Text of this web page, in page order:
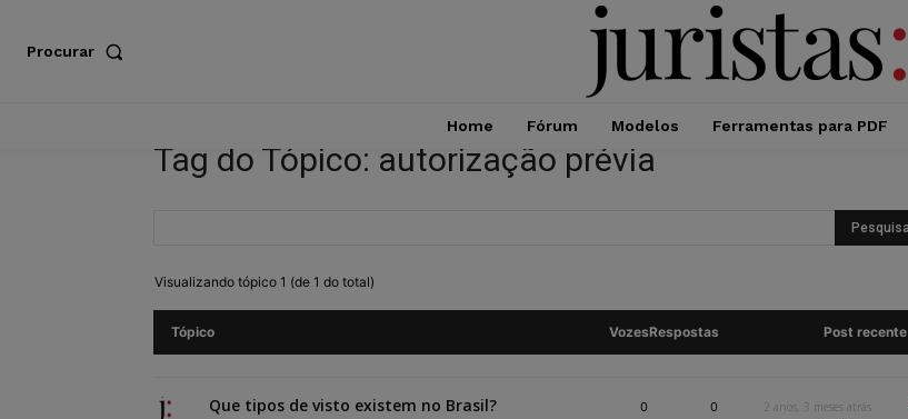
Procurar
Home Fórum Modelos Ferramentas para PDF
Tag do Tópico: autorização prévia
Visualizando tópico 1 (de 1 do total)
Tópico VozesRespostas Post recente
Que tipos de visto existem no Brasil? 0 0 2 anos, 3 meses atrás